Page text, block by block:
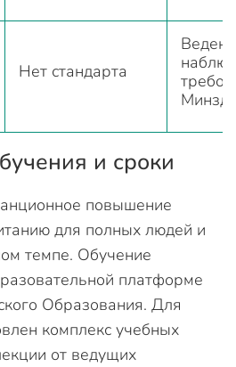
Нет стандарта
и сроки
повышение
для полных людей и
темпе. Обучение
платформе
Образования. Для
комплекс учебных
от ведущих